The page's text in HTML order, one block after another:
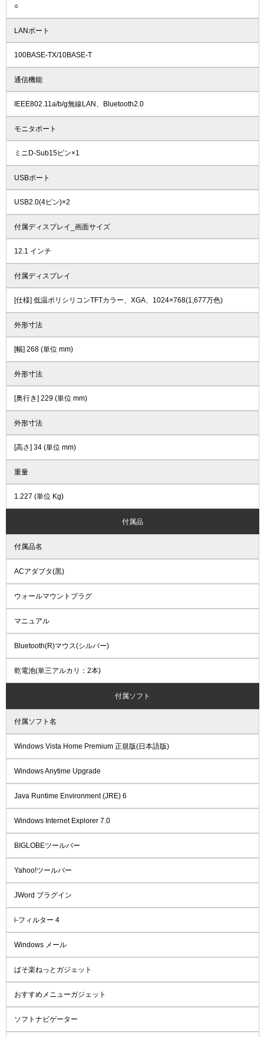
○
LANポート
100BASE-TX/10BASE-T
通信機能
IEEE802.11a/b/g無線LAN、Bluetooth2.0
モニタポート
ミニD-Sub15ピン×1
USBポート
USB2.0(4ピン)×2
付属ディスプレイ_画面サイズ
12.1 インチ
付属ディスプレイ
[仕様] 低温ポリシリコンTFTカラー、XGA、1024×768(1,677万色)
外形寸法
[幅] 268 (単位 mm)
外形寸法
[奥行き] 229 (単位 mm)
外形寸法
[高さ] 34 (単位 mm)
重量
1.227 (単位 Kg)
付属品
付属品名
ACアダプタ(黒)
ウォールマウントプラグ
マニュアル
Bluetooth(R)マウス(シルバー)
乾電池(単三アルカリ：2本)
付属ソフト
付属ソフト名
Windows Vista Home Premium 正規版(日本語版)
Windows Anytime Upgrade
Java Runtime Environment (JRE) 6
Windows Internet Explorer 7.0
BIGLOBEツールバー
Yahoo!ツールバー
JWord プラグイン
i-フィルター 4
Windows メール
ぱそ楽ねっとガジェット
おすすめメニューガジェット
ソフトナビゲーター